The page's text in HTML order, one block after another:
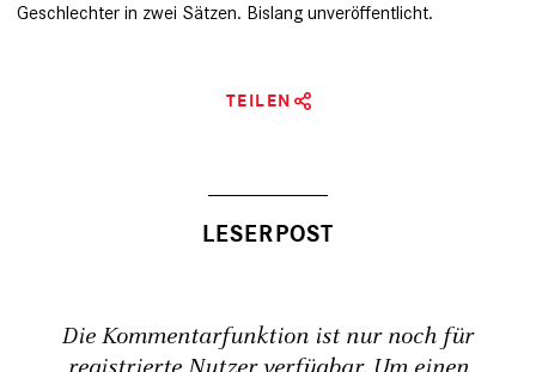
Geschlechter in zwei Sätzen. Bislang unver­öffentlicht.
TEILEN
Die Kommentarfunktion ist nur noch für